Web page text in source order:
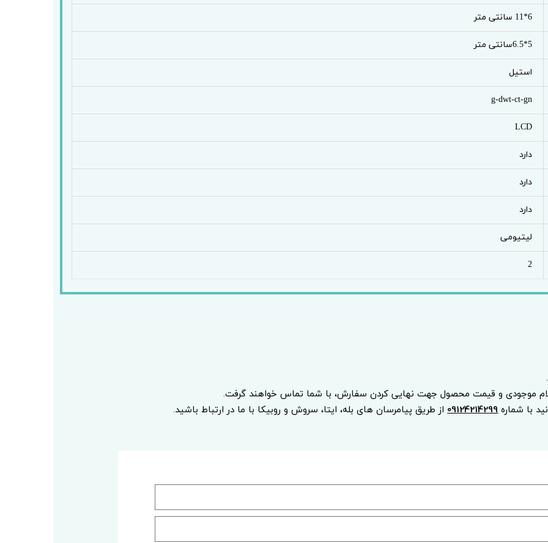
6*11 سانتی متر
5*6.5سانتی متر
استیل
g-dwt-ct-gn
LCD
دارد
دارد
دارد
لیتیومی
2
موجودی و قیمت محصول جهت نهایی کردن سفارش، با شما تماس خواهند گرفت.
با شماره09124214299از طریق پیامرسان های بله، ایتا، سروش و روبیکا با ما در ارتباط باشید.